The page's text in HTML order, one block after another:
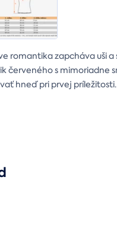
romantika zapcháva uši
červeného s
hneď pri prvej